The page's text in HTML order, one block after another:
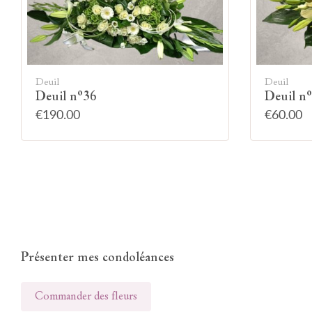
Deuil
Deuil n°36
€190.00
Deuil
Deuil
€60.00
Présenter mes condoléances
Commander des fleurs